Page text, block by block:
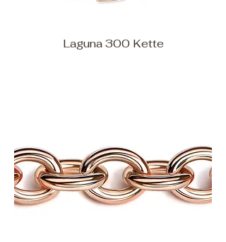
Laguna 300 Kette